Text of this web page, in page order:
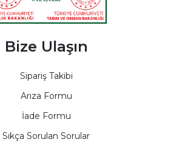
Bize Ulaşın
Sipariş Takibi
Arıza Formu
İade Formu
Sıkça Sorulan Sorular